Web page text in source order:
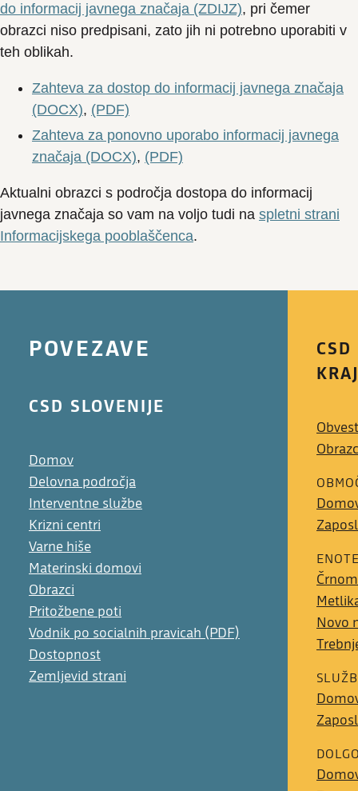
do informacij javnega značaja (ZDIJZ), pri čemer
obrazci niso predpisani, zato jih ni potrebno uporabiti v
teh oblikah.
Zahteva za dostop do informacij javnega značaja
(DOCX), (PDF)
Zahteva za ponovno uporabo informacij javnega
značaja (DOCX), (PDF)
Aktualni obrazci s področja dostopa do informacij
javnega značaja so vam na voljo tudi na spletni strani
Informacijskega pooblaščenca.
POVEZAVE
CSD SLOVENIJE
Domov
Delovna področja
Interventne službe
Krizni centri
Varne hiše
Materinski domovi
Obrazci
Pritožbene poti
Vodnik po socialnih pravicah (PDF)
Dostopnost
Zemljevid strani
Novo